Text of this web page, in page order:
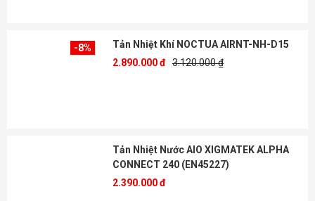
-8%
Tản Nhiệt Khí NOCTUA AIRNT-NH-D15
2.890.000 đ 3.120.000 ₫
Tản Nhiệt Nước AIO XIGMATEK ALPHA
CONNECT 240 (EN45227)
2.390.000 đ